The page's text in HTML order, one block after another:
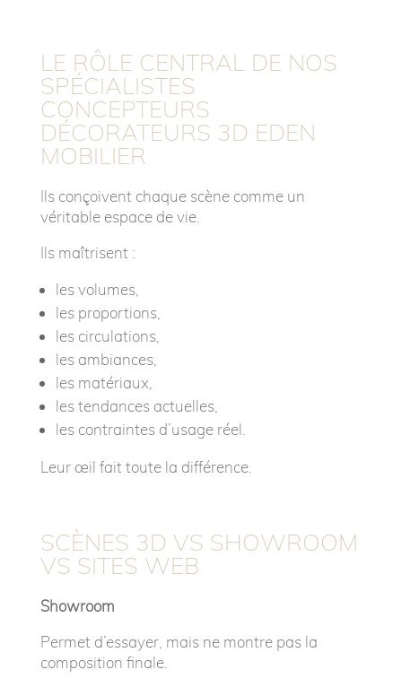
LE RÔLE CENTRAL DE NOS
SPÉCIALISTES
CONCEPTEURS
DÉCORATEURS 3D EDEN
MOBILIER
Ils conçoivent chaque scène comme un
véritable espace de vie.
Ils maîtrisent :
les volumes,
les proportions,
les circulations,
les ambiances,
les matériaux,
les tendances actuelles,
les contraintes d’usage réel.
Leur œil fait toute la différence.
SCÈNES 3D VS SHOWROOM
VS SITES WEB
Showroom
Permet d’essayer, mais ne montre pas la
composition finale.